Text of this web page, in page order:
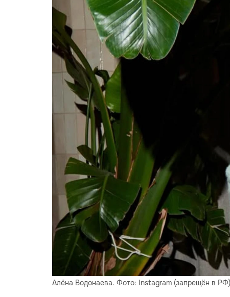
Алёна Водонаева. Фото: Instagram (запрещён в